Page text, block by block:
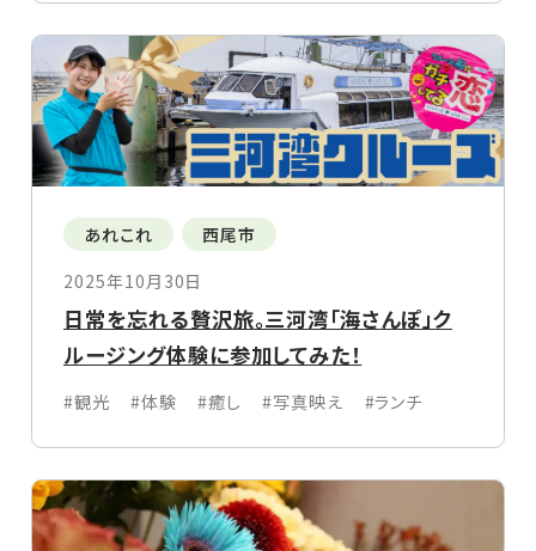
あれこれ
西尾市
2025年10月30日
日常を忘れる贅沢旅。三河湾「海さんぽ」ク
ルージング体験に参加してみた！
#観光 #体験 #癒し #写真映え #ランチ